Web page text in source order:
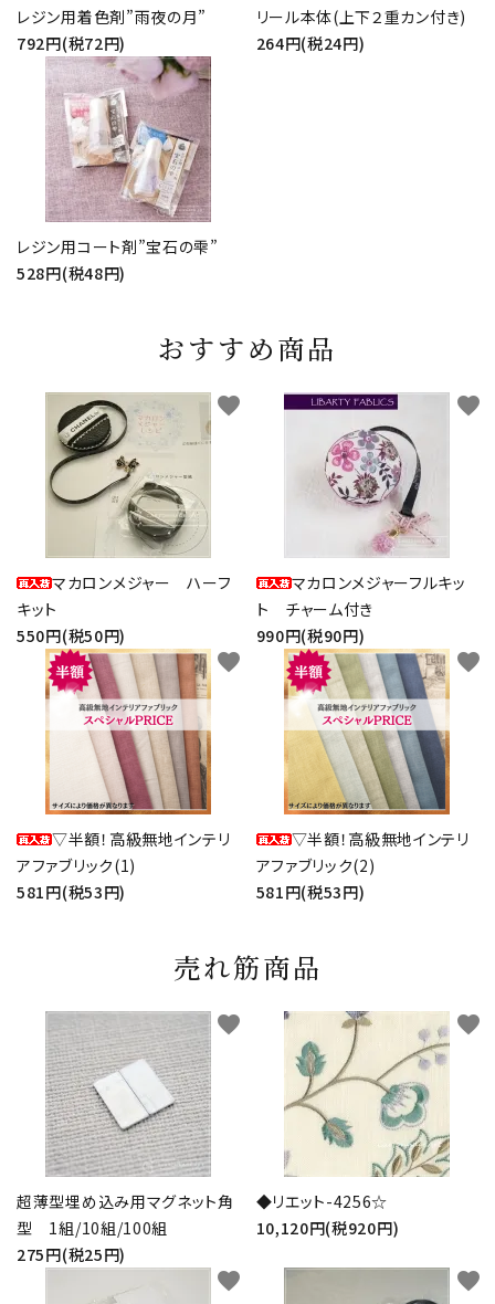
レジン用着色剤”雨夜の月”
792円(税72円)
リール本体(上下２重カン付き)
264円(税24円)
レジン用コート剤”宝石の雫”
528円(税48円)
おすすめ商品
マカロンメジャー ハーフ
キット
550円(税50円)
favorite
マカロンメジャーフルキッ
ト チャーム付き
990円(税90円)
favorite
▽半額！高級無地インテリ
アファブリック(1)
581円(税53円)
favorite
▽半額！高級無地インテリ
アファブリック(2)
581円(税53円)
favorite
売れ筋商品
超薄型埋め込み用マグネット角
型 1組/10組/100組
275円(税25円)
favorite
◆リエット-4256☆
10,120円(税920円)
favorite
favorite favorite